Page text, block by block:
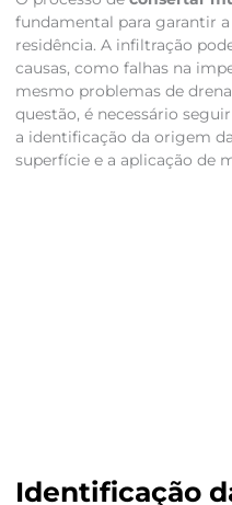
fundamental para garantir
residência. A infiltração
causas, como falhas na
mesmo problemas de
questão, é necessário
a identificação da origem
superfície e a aplicação de
Identificação